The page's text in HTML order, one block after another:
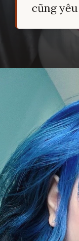
cũng
Đang mở